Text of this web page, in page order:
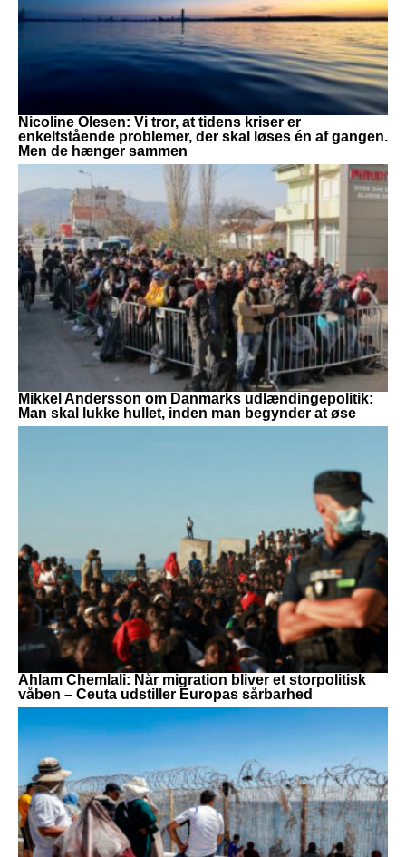
Nicoline Olesen: Vi tror, at tidens kriser er
enkeltstående problemer, der skal løses én af gangen.
Men de hænger sammen
Mikkel Andersson om Danmarks udlændingepolitik:
Man skal lukke hullet, inden man begynder at øse
Ahlam Chemlali: Når migration bliver et storpolitisk
våben – Ceuta udstiller Europas sårbarhed